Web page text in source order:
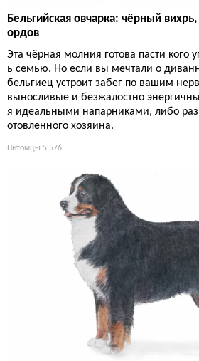
Бельгийская овчарка: чёрный
ордов
Эта чёрная молния готова пасти кого
ь семью. Но если вы мечтали о
бельгиец устроит забег по вашим
выносливые и безжалостно
я идеальными напарниками, либо
отовленного хозяина.
Питомцы 5 576